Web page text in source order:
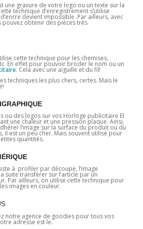
une gravure de votre logo ou un texte sur la
technique d’enregistrement s’utilise
devient impossible. Par ailleurs, avec
pouvez obtenir des pièces très
cette technique pour les chemises,
En effet pour pouvoir broder le nom ou un
. Cela avec une aiguille et du fil!
techniques les plus chers, certes. Mais le
ou des logos sur vos Horloge publicitaire El
une chaleur et une pression plaque. Ainsi,
l’image sur la surface du produit ou du
il est un peu cher. Mais souvent utilisé pour
quantités.
à profiler par découpe, l’image
suite transférer sur l’article par un
Par ailleurs, on utilise cette technique pour
images en couleur.
notre agence de goodies pour tous vos
adresse est le: